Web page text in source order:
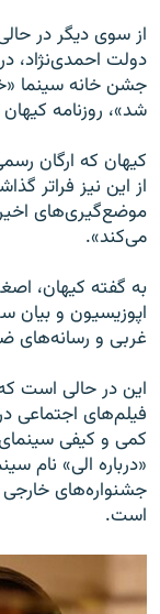
از سوی دیگر در
دولت احمدی‌نژاد،‌
جشن خانه سینما
شد»، روزنامه
کیهان که ارگان
از این نیز فراتر
موضع‌گیری‌های اخیر
می‌کند».
به گفته کیهان،
اپوزيسيون و بيان
غربی و رسانه‌های
این در حالی است که
فیلم‌های اجتماعی
کمی و کیفی سینمای
«درباره الی» نام
جشنواره‌های
است.